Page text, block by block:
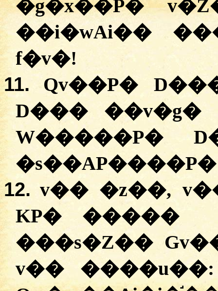
�g�x��P�
��i�wAi��
f�v�!
11.
Qv��P�
D��� ��v�g�
W�����P�
12. v�� �z��,
KP� �����
���s�Z��
v��